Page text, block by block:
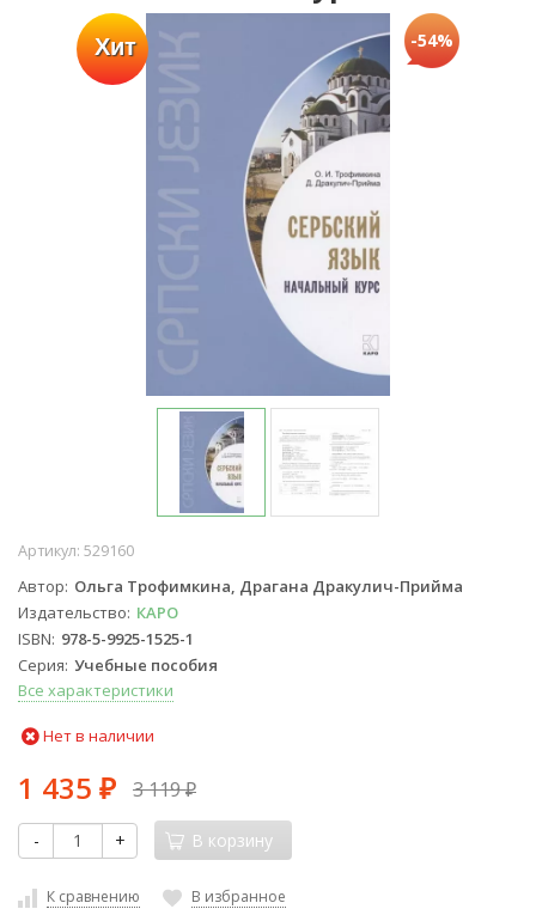
Хит -54%
Артикул: 529160
Автор Ольга Трофимкина, Драгана Дракулич-Прийма
Издательство КАРО
ISBN 978-5-9925-1525-1
Серия Учебные пособия
Все характеристики
Нет в наличии
1 435 ₽ 3 119₽
- + В корзину
К сравнению В избранное